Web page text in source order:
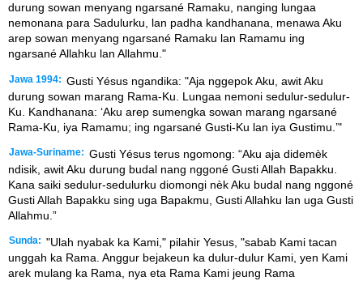
durung sowan menyang ngarsané Ramaku, nanging lungaa
nemonana para Sadulurku, lan padha kandhanana, menawa Aku
arep sowan menyang ngarsané Ramaku lan Ramamu ing
ngarsané Allahku lan Allahmu."
Jawa 1994: Gusti Yésus ngandika: "Aja nggepok Aku, awit Aku
durung sowan marang Rama-Ku. Lungaa nemoni sedulur-sedulur-
Ku. Kandhanana: ‘Aku arep sumengka sowan marang ngarsané
Rama-Ku, iya Ramamu; ing ngarsané Gusti-Ku lan iya Gustimu.’"
Jawa-Suriname: Gusti Yésus terus ngomong: “Aku aja didemèk
ndisik, awit Aku durung budal nang nggoné Gusti Allah Bapakku.
Kana saiki sedulur-sedulurku diomongi nèk Aku budal nang nggoné
Gusti Allah Bapakku sing uga Bapakmu, Gusti Allahku lan uga Gusti
Allahmu.”
Sunda: "Ulah nyabak ka Kami," pilahir Yesus, "sabab Kami tacan
unggah ka Rama. Anggur bejakeun ka dulur-dulur Kami, yen Kami
arek mulang ka Rama, nya eta Rama Kami jeung Rama